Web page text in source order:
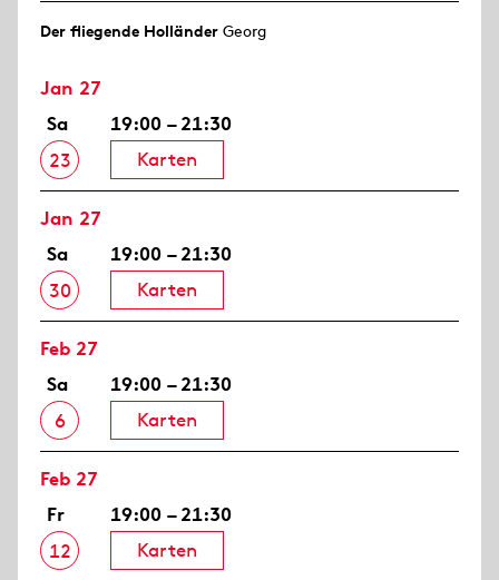
Der fliegende Holländer Georg
Jan 27
Sa
23
19:00 – 21:30
Karten
Jan 27
Sa
30
19:00 – 21:30
Karten
Feb 27
Sa
6
19:00 – 21:30
Karten
Feb 27
Fr
12
19:00 – 21:30
Karten